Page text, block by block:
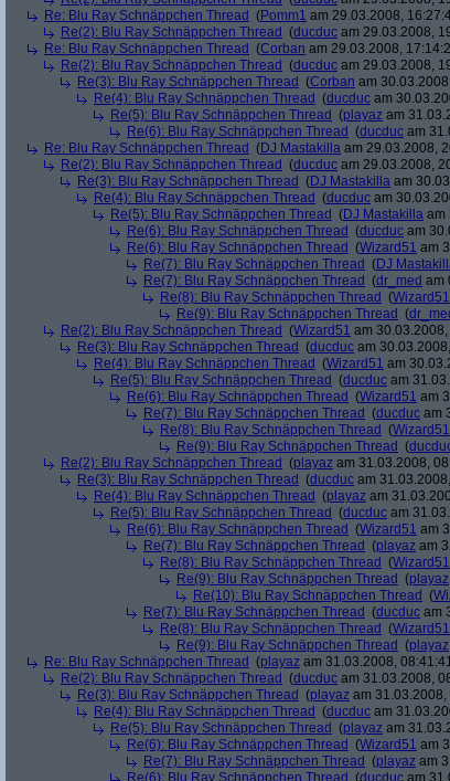
Re: Blu Ray Schnäppchen Thread (Pomm1 am 29.03.2008,
Re(2): Blu Ray Schnäppchen Thread (ducduc am 29.03.2008,
Re: Blu Ray Schnäppchen Thread (Corban am 29.03.2008,
Re(2): Blu Ray Schnäppchen Thread (ducduc am 29.03.2008,
Re(3): Blu Ray Schnäppchen Thread (Corban am
Re(4): Blu Ray Schnäppchen Thread (ducduc am
Re(5): Blu Ray Schnäppchen Thread (playaz am
Re(6): Blu Ray Schnäppchen Thread (ducduc am
Re: Blu Ray Schnäppchen Thread (DJ Mastakilla am 29.03.2008,
Re(2): Blu Ray Schnäppchen Thread (ducduc am 29.03.2008,
Re(3): Blu Ray Schnäppchen Thread (DJ Mastakilla am
Re(4): Blu Ray Schnäppchen Thread (ducduc am
Re(5): Blu Ray Schnäppchen Thread (DJ Mastakilla am
Re(6): Blu Ray Schnäppchen Thread (ducduc am
Re(6): Blu Ray Schnäppchen Thread (Wizard51 am
Re(7): Blu Ray Schnäppchen Thread (DJ
Re(7): Blu Ray Schnäppchen Thread (dr_med am
Re(8): Blu Ray Schnäppchen Thread (Wizard51
Re(9): Blu Ray Schnäppchen Thread (
Re(2): Blu Ray Schnäppchen Thread (Wizard51 am
Re(3): Blu Ray Schnäppchen Thread (ducduc am
Re(4): Blu Ray Schnäppchen Thread (Wizard51 am
Re(5): Blu Ray Schnäppchen Thread (ducduc am
Re(6): Blu Ray Schnäppchen Thread (Wizard51 am
Re(7): Blu Ray Schnäppchen Thread (ducduc am
Re(8): Blu Ray Schnäppchen Thread (Wizard51
Re(9): Blu Ray Schnäppchen Thread (
Re(2): Blu Ray Schnäppchen Thread (playaz am 31.03.2008,
Re(3): Blu Ray Schnäppchen Thread (ducduc am
Re(4): Blu Ray Schnäppchen Thread (playaz am
Re(5): Blu Ray Schnäppchen Thread (ducduc am
Re(6): Blu Ray Schnäppchen Thread (Wizard51 am
Re(7): Blu Ray Schnäppchen Thread (playaz am
Re(8): Blu Ray Schnäppchen Thread (Wizard51
Re(9): Blu Ray Schnäppchen Thread (playaz
Re(10): Blu Ray Schnäppchen Thread (
Re(7): Blu Ray Schnäppchen Thread (ducduc am
Re(8): Blu Ray Schnäppchen Thread (Wizard51
Re(9): Blu Ray Schnäppchen Thread (playaz
Re: Blu Ray Schnäppchen Thread (playaz am 31.03.2008,
Re(2): Blu Ray Schnäppchen Thread (ducduc am 31.03.2008,
Re(3): Blu Ray Schnäppchen Thread (playaz am 31.03.2008,
Re(4): Blu Ray Schnäppchen Thread (ducduc am
Re(5): Blu Ray Schnäppchen Thread (playaz am
Re(6): Blu Ray Schnäppchen Thread (Wizard51 am
Re(7): Blu Ray Schnäppchen Thread (playaz am
Re(6): Blu Ray Schnäppchen Thread (ducduc am